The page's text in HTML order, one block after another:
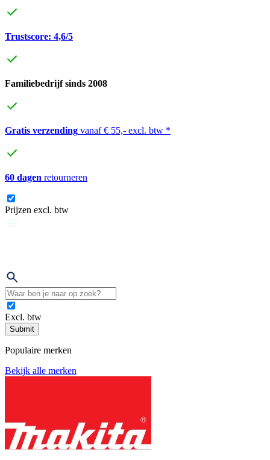
Trustscore: 4,6/5
Familiebedrijf sinds 2008
Gratis verzending vanaf € 55,- excl. btw *
60 dagen retourneren
Prijzen excl. btw
Excl. btw
Submit
Populaire merken
Bekijk alle merken